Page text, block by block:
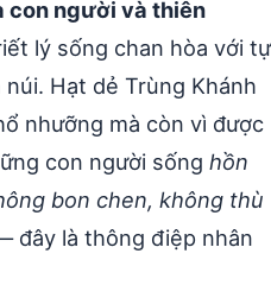
con người và thiên
lý sống chan hòa với tự
Hạt dẻ Trùng Khánh
nhưỡng mà còn vì được
con người sống hồn
bon chen, không thù
đây là thông điệp nhân